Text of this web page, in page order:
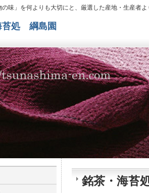
の味」を何よりも大切にと、厳選した産地・生産者
苔処 綱島園
銘茶・海苔